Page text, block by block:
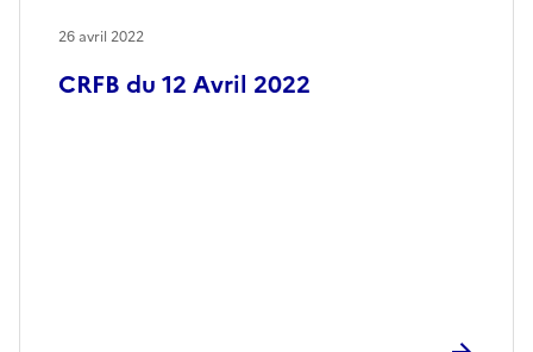
CRFB du 12 Avril 2022
26 avril 2022